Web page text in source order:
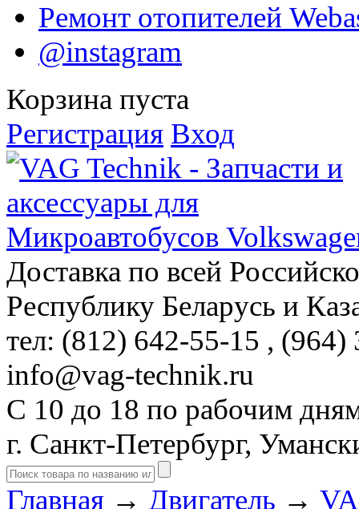
Ремонт отопителей
@instagram
Корзина пуста
Регистрация Вход
Доставка по всей
Республику Беларусь и
тел: (812) 642-55-15 , (964)
info@vag-technik.ru
С 10 до 18 по рабочим
г. Санкт-Петербург,
Главная → Двигатель →